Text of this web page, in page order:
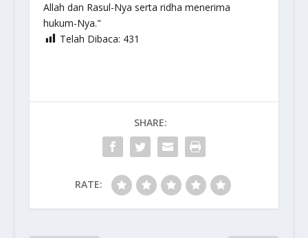
Allah dan Rasul-Nya serta ridha menerima
hukum-Nya."
Telah Dibaca: 431
SHARE:
RATE: